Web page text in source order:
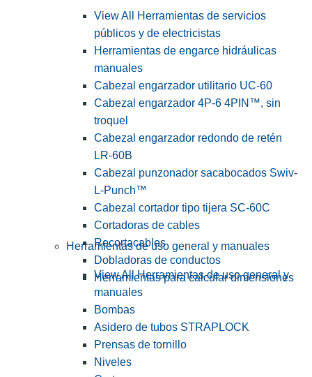
View All Herramientas de servicios
públicos y de electricistas
Herramientas de engarce hidráulicas
manuales
Cabezal engarzador utilitario UC-60
Cabezal engarzador 4P-6 4PIN™, sin
troquel
Cabezal engarzador redondo de retén
LR-60B
Cabezal punzonador sacabocados Swiv-
L-Punch™
Cabezal cortador tipo tijera SC-60C
Cortadoras de cables
Recortacables
Dobladoras de conductos
Herramientas para calcular dimensiones
Herramientas de uso general y manuales
View All Herramientas de uso general y
manuales
Bombas
Asidero de tubos STRAPLOCK
Prensas de tornillo
Niveles